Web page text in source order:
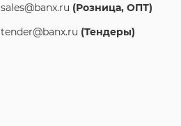
sales@banx.ru (Розница, ОПТ)
tender@banx.ru (Тендеры)